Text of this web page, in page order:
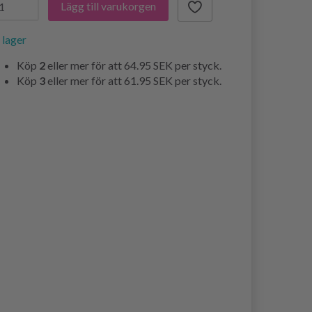
Lägg till varukorgen
lager
Köp 2 eller mer för att 64.95 SEKper styck.
Köp 3 eller mer för att 61.95 SEKper styck.